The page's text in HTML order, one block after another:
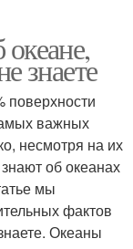
знаете
важных
несмотря на их
об океанах
мы
фактов
Океаны